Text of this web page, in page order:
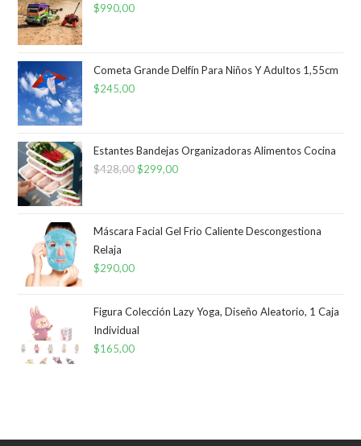
$990,00
Cometa Grande Delfín Para Niños Y Adultos 1,55cm
$245,00
Estantes Bandejas Organizadoras Alimentos Cocina
$428,00El
era:
$299,00El
es:
Máscara Facial Gel Frio Caliente Descongestiona
Relaja
$290,00
Figura Colección Lazy Yoga, Diseño Aleatorio, 1 Caja
Individual
$165,00